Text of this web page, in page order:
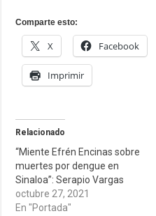
Comparte esto:
X Facebook
Imprimir
Relacionado
“Miente Efrén Encinas sobre
muertes por dengue en
Sinaloa”: Serapio Vargas
octubre 27, 2021
En "Portada"